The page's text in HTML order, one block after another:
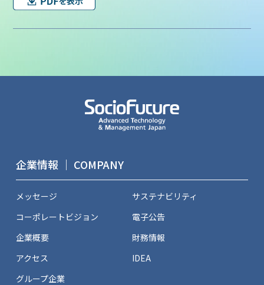
企業情報 ｜ COMPANY
メッセージ
コーポレートビジョン
企業概要
アクセス
グループ企業
サステナビリティ
電子公告
財務情報
IDEA